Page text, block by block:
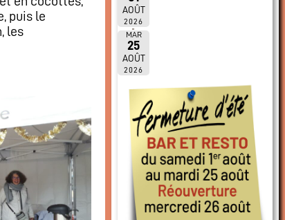
puis le
les
AOÛT
2026
MAR
25
AOÛT
2026